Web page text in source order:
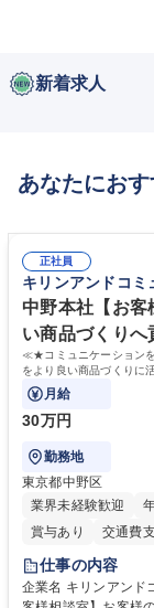
新着求人
あなたにお
正社員
キリンアンドコミ
中野本社【お客
い商品づくりへ
≪★コミュニケーション
をより良い商品づくりに
月給
30万円
勤務地
東京都中野区
業界未経験歓迎
賞与あり
交通費
仕事の内容
企業名 キリンアンドコミュニ